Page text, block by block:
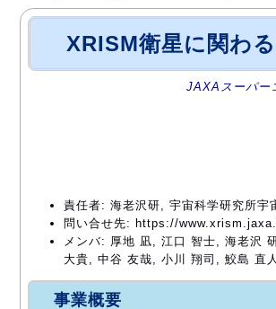
XRISM衛星に関わ
JAXAスーパー
責任者: 海老沢研, 宇宙科学研究所宇
問い合せ先: https://
メンバ: 厚地 凪, 江口 智士, 海老沢
大貴, 中谷 友哉, 小川 翔司, 鮫島 直
事業概要